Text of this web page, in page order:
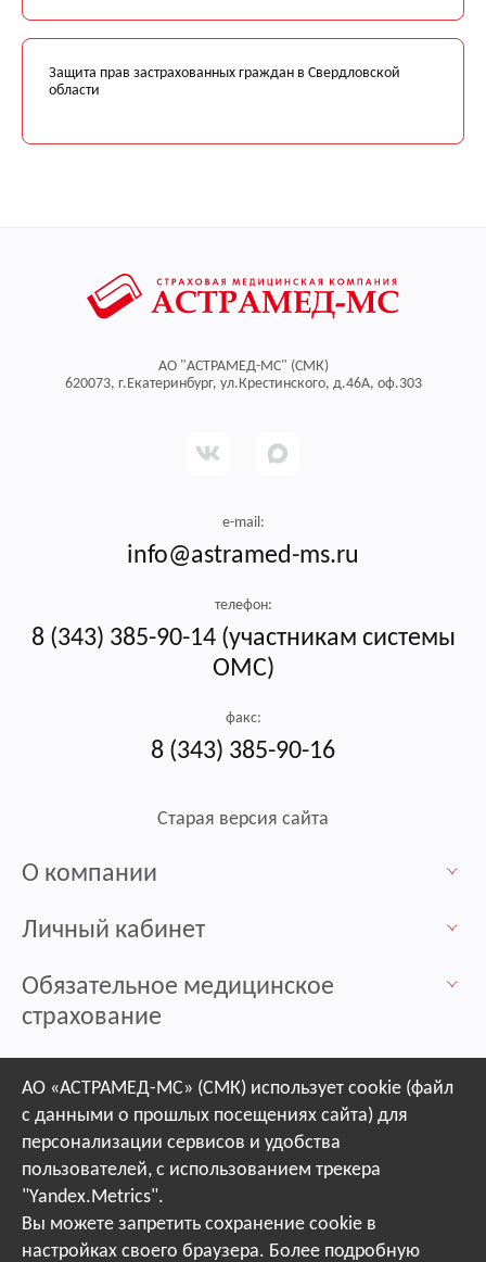
Защита прав застрахованных граждан в Свердловской
области
Выберите регион, где вы
Свердловская областьНет учетной записи на Госуслугах?
АО "АСТРАМЕД-МС" (СМК)
620073, г.Екатеринбург, ул.Крестинского, д.46А, оф.303
e-mail:
info@astramed-ms.ru
телефон:
8 (343) 385-90-14 (участникам системы
ОМС)
факс:
8 (343) 385-90-16
Старая версия сайта
О компании
Личный кабинет
Обязательное медицинское
страхование
Контакты / Пункты выдачи
Защита прав застрахованных лиц
Профилактика
Политика конфиденциальности сайта
АО «АСТРАМЕД-МС» (СМК) использует cookie (файл
с данными о прошлых посещениях сайта) для
персонализации сервисов и удобства
пользователей, с использованием трекера
"Yandex.Metrics".
Вы можете запретить сохранение cookie в
настройках своего браузера. Более подробную